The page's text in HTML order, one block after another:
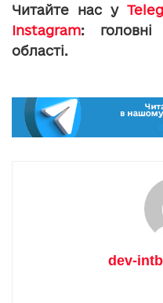
Читайте нас у
Instagram:
області.
dev-